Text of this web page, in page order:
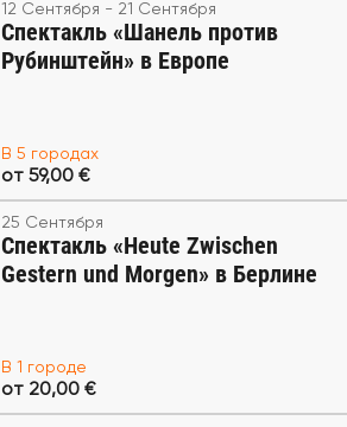
12 Сентября - 21 Сентября
Спектакль «Шанель против
Рубинштейн» в Европе
В 5 городах
от 59,00 €
25 Сентября
Спектакль «Heute Zwischen
Gestern und Morgen» в Берлине
В 1 городе
от 20,00 €